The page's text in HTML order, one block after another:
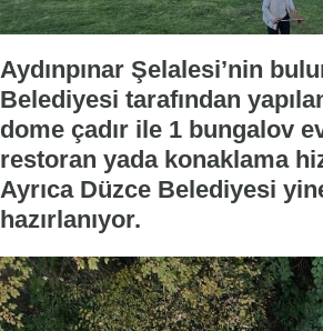
Aydınpınar Şelalesi’nin
Belediyesi tarafından
dome çadır ile 1 bungalov
restoran yada konaklama
Ayrıca Düzce Belediyesi
hazırlanıyor.